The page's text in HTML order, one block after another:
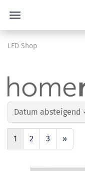
LED Shop
Datum absteigend
1 2 3 »